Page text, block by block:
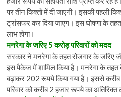
पर तीन किश्तों में दी जाएगी। इसकी पहली
ट्रांसफर कर दिया जाएग। इस घोषणा के
लाभ होगा।
मनरेगा के जरिए 5 करोड़ परिवारों को मदद
सरकार ने मनरेगा के तहत रोजगार के जरिए
इस पैकेज में शामिल किया है। मनरेगा के
बढ़ाकर 202 रूपये किया गया है। इससे करीब
परिवार को करीब 2 हजार रूपये का अतिरिक्त